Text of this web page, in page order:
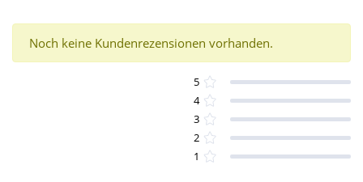
Noch keine Kundenrezensionen vorhanden.
5
4
3
2
1